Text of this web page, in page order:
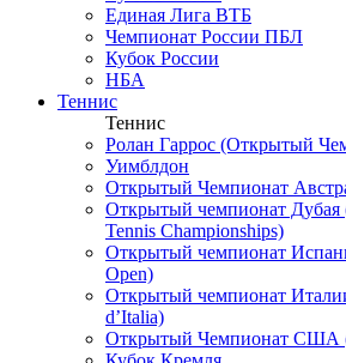
Единая Лига ВТБ
Чемпионат России ПБЛ
Кубок России
НБА
Теннис
Теннис
Ролан Гаррос (Открытый
Уимблдон
Открытый Чемпионат
Открытый чемпионат Дубая
Tennis Championships)
Открытый чемпионат
Open)
Открытый чемпионат
d’Italia)
Открытый Чемпионат США